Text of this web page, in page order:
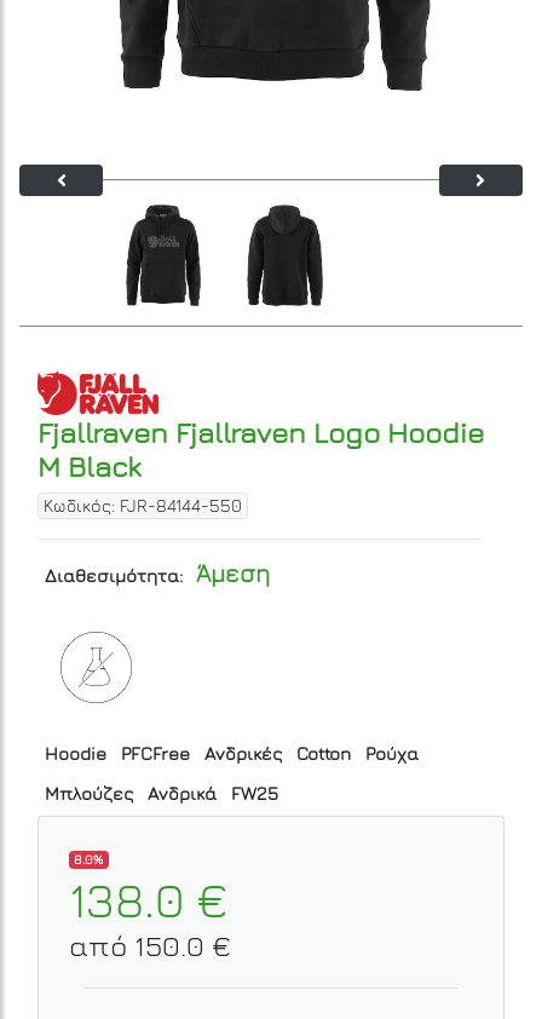
Fjallraven Fjallraven Logo Hoodie
M Black
Κωδικός: FJR-84144-550
Διαθεσιμότητα: Άμεση
Hoodie PFCFree Ανδρικές Cotton
Ρούχα
Μπλούζες
Ανδρικά FW25
8.0%
138.0 €
από 150.0 €